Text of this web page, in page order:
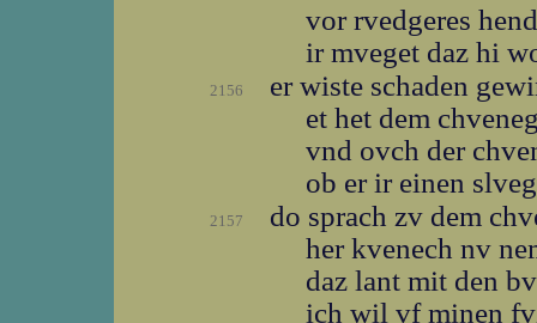
vor rvedgeres
ir mveget daz hi
2156
er wiste schaden
et het dem
vnd ovch der
ob er ir einen
2157
do sprach zv dem
her kvenech nv
daz lant mit den
ich wil vf minen